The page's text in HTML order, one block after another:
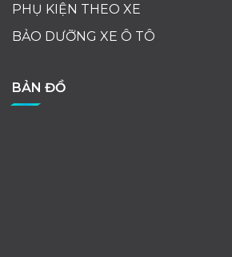
PHỤ KIỆN THEO XE
BẢO DƯỠNG XE Ô TÔ
BẢN ĐỒ